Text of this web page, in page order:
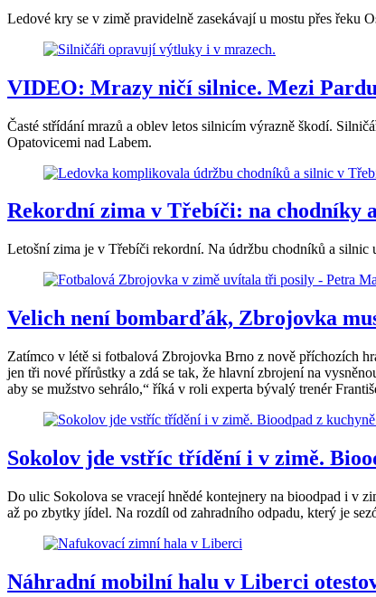
Ledové kry se v zimě pravidelně zasekávají u mostu přes řeku
VIDEO: Mrazy ničí silnice. Mezi
Časté střídání mrazů a oblev letos silnicím výrazně škodí.
Opatovicemi nad Labem.
Rekordní zima v Třebíči: na chodníky
Letošní zima je v Třebíči rekordní. Na údržbu chodníků a
Velich není bombarďák, Zbrojovka
Zatímco v létě si fotbalová Zbrojovka Brno z nově příchozích
jen tři nové přírůstky a zdá se tak, že hlavní zbrojení na
aby se mužstvo sehrálo,“ říká v roli experta bývalý trenér
Sokolov jde vstříc třídění i v zimě.
Do ulic Sokolova se vracejí hnědé kontejnery na bioodpad i v
až po zbytky jídel. Na rozdíl od zahradního odpadu, který je
Náhradní mobilní halu v Liberci